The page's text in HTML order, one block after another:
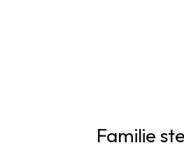
Familie